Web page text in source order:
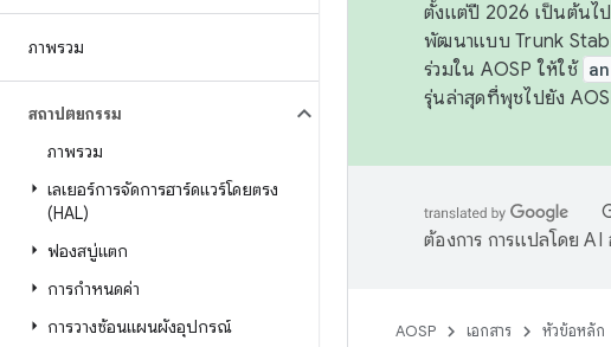
ภาพรวม
สถาปัตยกรรม
ภาพรวม
เลเยอร์การจัดการฮาร์ดแวร์โดยตรง
(HAL)
ฟองสบู่แตก
การกำหนดค่า
การวางซ้อนแผนผังอุปกรณ์
ตั้งแต่ปี 2026 เป็นต้นไป
พัฒนาแบบ Trunk
ร่วมใน AOSP ให้ใช้
รุ่นล่าสุดที่พุชไปยัง
ต้องการ การแปลโดย
AOSP เอกสาร หัวข้อหลัก